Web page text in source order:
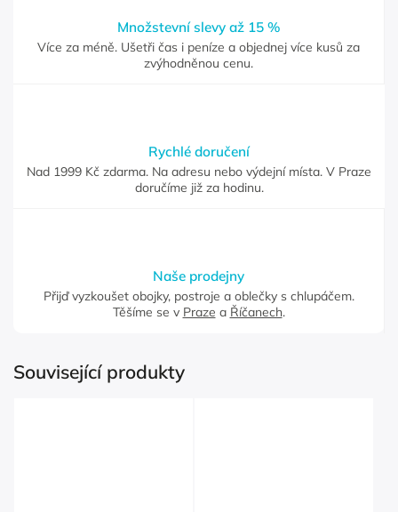
Množstevní slevy až 15 %
Více za méně. Ušetři čas i peníze a objednej více kusů za
zvýhodněnou cenu.
Rychlé doručení
Nad 1999 Kč zdarma. Na adresu nebo výdejní místa. V Praze
doručíme již za hodinu.
Naše prodejny
Přijď vyzkoušet obojky, postroje a oblečky s chlupáčem.
Těšíme se v Praze a Říčanech.
Související produkty